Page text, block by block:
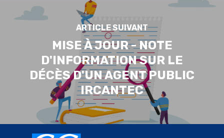
ARTICLE SUIVANT
MISE À JOUR - NOTE
D'INFORMATION SUR LE
DÉCÈS D'UN AGENT PUBLIC
IRCANTEC